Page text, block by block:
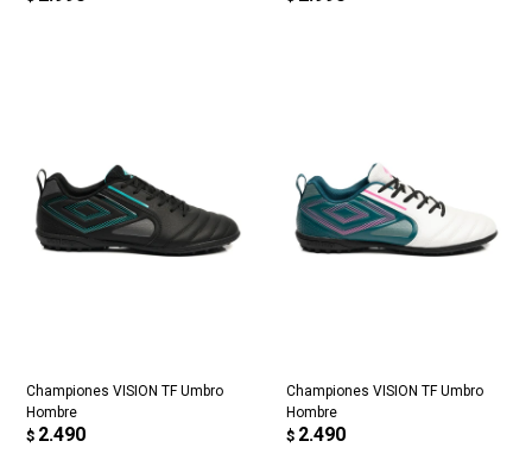
Championes VISION TF Umbro
Hombre
$ 2.490
Championes VISION TF Umbro
Hombre
$ 2.490